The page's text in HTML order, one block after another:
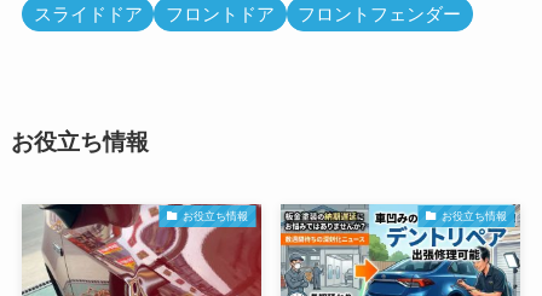
スライドドア
フロントドア フロントフェンダー
お役立ち情報
お役立ち情報 お役立ち情報